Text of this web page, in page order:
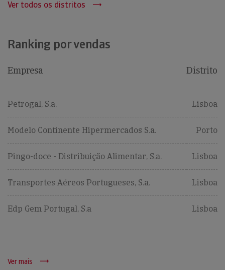
Ver todos os distritos
Ranking por vendas
Empresa Distrito
Petrogal, S.a. Lisboa
Modelo Continente Hipermercados S.a. Porto
Pingo-doce - Distribuição Alimentar, S.a. Lisboa
Transportes Aéreos Portugueses, S.a. Lisboa
Edp Gem Portugal, S.a Lisboa
Ver mais